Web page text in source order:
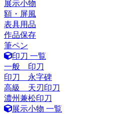
展示小物
額・屏風
表具用品
作品保存
筆ペン
印刀 一覧
一般 印刀
印刀 永字碑
高級 天刃印刀
濃州兼松印刀
展示小物 一覧